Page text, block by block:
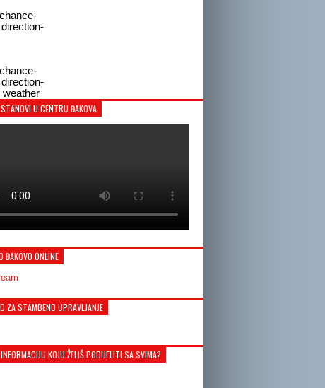
-
-
-
-
U CENTRU ĐAKOVA
ĐAKOVO ONLINE
ZA STAMBENO UPRAVLJANJE
KOJU ŽELIŠ PODIJELITI SA SVIMA?